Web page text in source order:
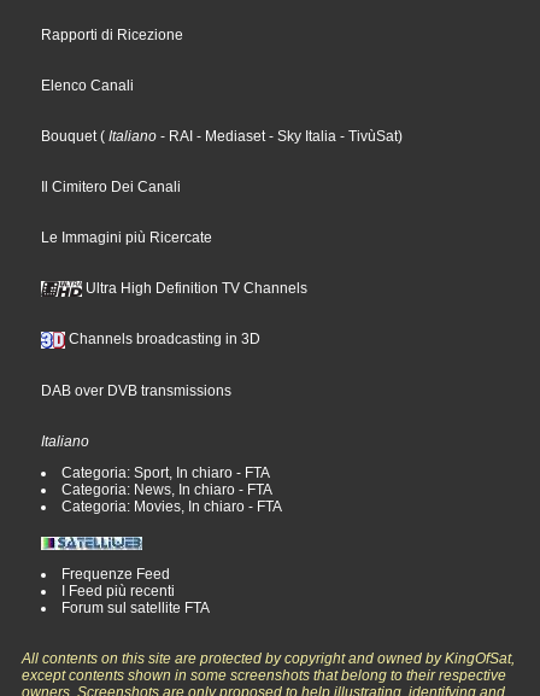
Rapporti di Ricezione
Elenco Canali
Bouquet ( Italiano - RAI - Mediaset - Sky Italia - TivùSat)
Il Cimitero Dei Canali
Le Immagini più Ricercate
Ultra High Definition TV Channels
Channels broadcasting in 3D
DAB over DVB transmissions
Italiano
Categoria: Sport, In chiaro - FTA
Categoria: News, In chiaro - FTA
Categoria: Movies, In chiaro - FTA
Frequenze Feed
I Feed più recenti
Forum sul satellite FTA
All contents on this site are protected by copyright and owned by KingOfSat,
except contents shown in some screenshots that belong to their respective
owners. Screenshots are only proposed to help illustrating, identifying and